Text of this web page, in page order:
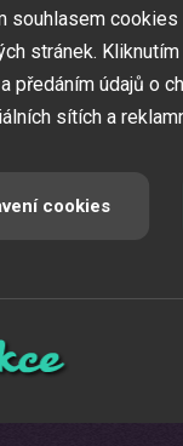
umělce na Vaši
akcí.
večírku.
nejnovější
z
jen tak si
souhlasem
stránek.
předáním údajů o
sítích a
cookies